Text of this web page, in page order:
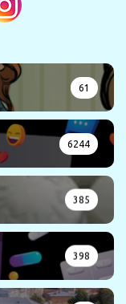
61
6244
385
398